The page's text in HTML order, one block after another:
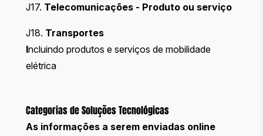
J17. Telecomunicações - Produto ou serviço
J18. Transportes
Incluindo produtos e serviços de mobilidade
elétrica
Categorias de Soluções Tecnológicas
As informações a serem enviadas online